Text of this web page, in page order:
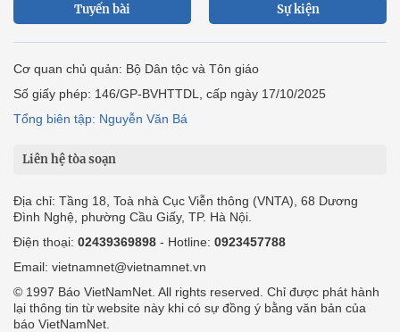
Tuyến bài Sự kiện
Cơ quan chủ quản: Bộ Dân tộc và Tôn giáo
Số giấy phép: 146/GP-BVHTTDL, cấp ngày 17/10/2025
Tổng biên tập: Nguyễn Văn Bá
Liên hệ tòa soạn
Địa chỉ: Tầng 18, Toà nhà Cục Viễn thông (VNTA), 68 Dương
Đình Nghệ, phường Cầu Giấy, TP. Hà Nội.
Điện thoại: 02439369898 - Hotline: 0923457788
Email: vietnamnet@vietnamnet.vn
© 1997 Báo VietNamNet. All rights reserved. Chỉ được phát hành
lại thông tin từ website này khi có sự đồng ý bằng văn bản của
báo VietNamNet.